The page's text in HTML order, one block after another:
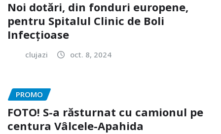
Noi dotări, din fonduri europene,
pentru Spitalul Clinic de Boli
Infecțioase
clujazi oct. 8, 2024
PROMO
FOTO! S-a răsturnat cu camionul pe
centura Vâlcele-Apahida